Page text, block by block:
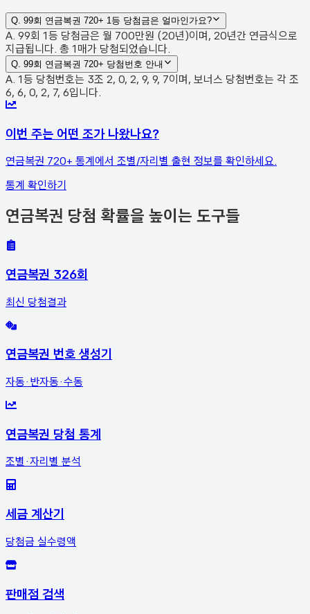
Q. 99회 연금복권 720+ 1등 당첨금은 얼마인가요?
A. 99회 1등 당첨금은 월 700만원 (20년)이며, 20년간 연금식으로
지급됩니다. 총 1매가 당첨되었습니다.
Q. 99회 연금복권 720+ 당첨번호 안내
A. 1등 당첨번호는 3조 2, 0, 2, 9, 9, 7이며, 보너스 당첨번호는 각 조
6, 6, 0, 2, 7, 6입니다.
이번 주는 어떤 조가 나왔나요?
연금복권 720+ 통계에서 조별/자리별 출현 정보를 확인하세요.
통계 확인하기
연금복권 당첨 확률을 높이는 도구들
연금복권 326회
최신 당첨결과
연금복권 번호 생성기
자동·반자동·수동
연금복권 당첨 통계
조별·자리별 분석
세금 계산기
당첨금 실수령액
판매점 검색